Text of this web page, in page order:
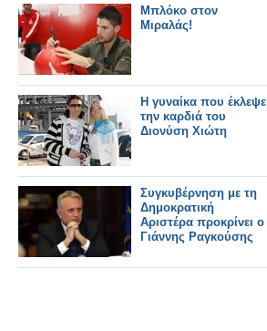
Μπλόκο στον
Μιραλάς!
Η γυναίκα που έκλεψε
την καρδιά του
Διονύση Χιώτη
Συγκυβέρνηση με τη
Δημοκρατική
Αριστέρα προκρίνει ο
Γιάννης Ραγκούσης